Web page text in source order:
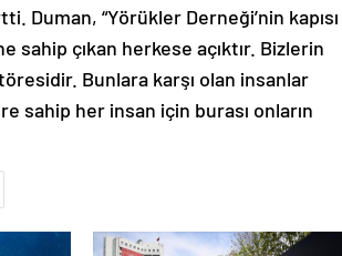
Duman, “Yörükler Derneği’nin kapısı
çıkan herkese açıktır. Bizlerin
Bunlara karşı olan insanlar
sahip her insan için burası onların